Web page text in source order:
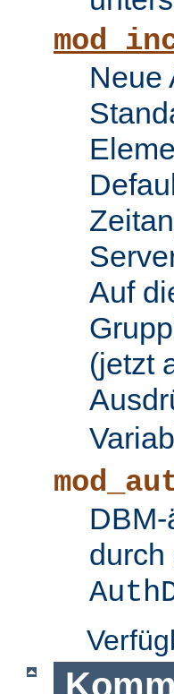
Neue
Auf
(jetzt
durch